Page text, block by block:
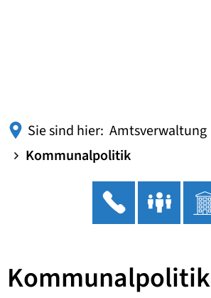
Sie sind hier: Amtsverwaltung
Kommunalpolitik
Kommunalpolitik